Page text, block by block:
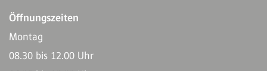
Öffnungszeiten
Montag
08.30 bis 12.00 Uhr